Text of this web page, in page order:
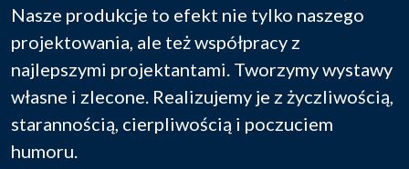
Nasze produkcje to efekt nie tylko naszego
projektowania, ale też współpracy z
najlepszymi projektantami. Tworzymy wystawy
własne i zlecone. Realizujemy je z życzliwością,
starannością, cierpliwością i poczuciem
humoru.